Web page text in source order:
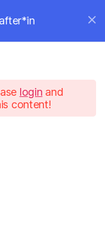
Menü
login and
content!